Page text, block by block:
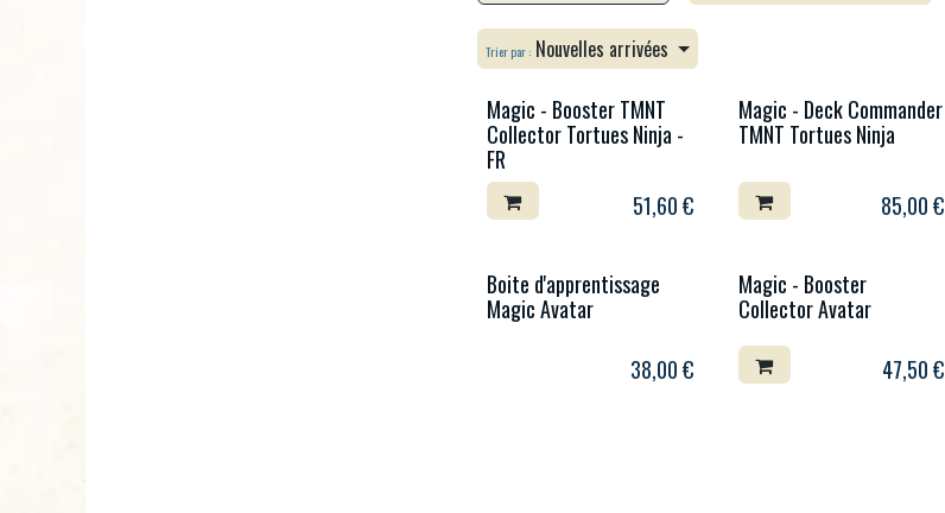
Trier par : Nouvelles arrivées
Magic - Booster TMNT
Collector Tortues Ninja -
FR
51,60€
Magic - Deck Commander
TMNT Tortues Ninja
85,00€
Boite d'apprentissage
Magic Avatar
38,00€
Magic - Booster
Collector Avatar
47,50€